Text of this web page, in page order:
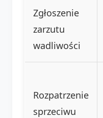
Zgłoszenie
zarzutu
wadliwości
Rozpatrzenie
sprzeciwu